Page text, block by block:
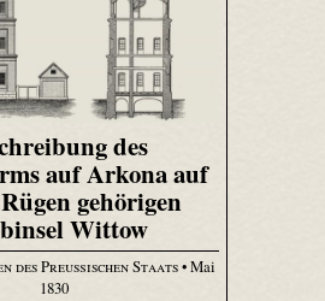
des
auf Arkona auf
gehörigen
Wittow
des Preußischen Staats• Mai
1830